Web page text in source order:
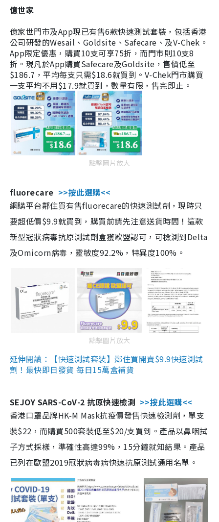
億世家
億家世門市及App現已有售6款快速測試套裝，包括香港
公司研發的Wesail、Goldsite、Safecare、及V-Chek。
App限定優惠，購買10支可享75折，而門市則10支8
折。現凡於App購買Safecare及Goldsite，售價低至
$186.7，平均每支只需$18.6就買到。V-Chek門市購買
一支平均不用$17.9就買到，數量有限，售完即止。
點擊圖片放大
fluorecare >>按此選購<<
網購平台鄰住買有售fluorecare的快速測試劑，現時只
要超低價$9.9就買到，購買前請先注意送貨時間！這款
新型冠狀病毒抗原測試劑盒獲歐盟認可，可檢測到Delta
及Omicorn病毒，靈敏度92.2%，特異度100%。
點擊圖片放大
延伸閱讀：【快速測試套裝】鄰住買開賣$9.9快速測試
劑！最快即日發貨 每日15萬盒補貨
SEJOY SARS-CoV-2 抗原快速檢測 >>按此選購<<
香港口罩品牌HK-M Mask抗疫價發售快速檢測劑，單支
裝$22，而購買500套裝低至$20/支買到。產品以鼻咽拭
子方式採樣，準確性高達99%，15分鐘就知結果。產品
已列在歐盟2019冠狀病毒病快速抗原測試通用名單。